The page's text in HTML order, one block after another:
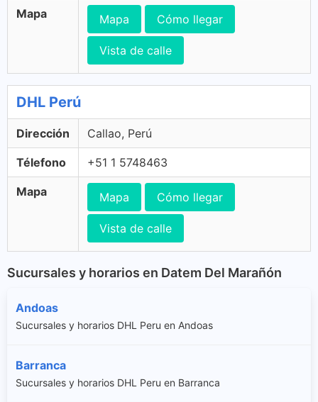
Mapa Mapa Cómo llegar
Vista de calle
DHL Perú
Dirección Callao, Perú
Télefono +51 1 5748463
Mapa Mapa Cómo llegar
Vista de calle
Sucursales y horarios en Datem Del Marañón
Andoas
Sucursales y horarios DHL Peru en Andoas
Barranca
Sucursales y horarios DHL Peru en Barranca